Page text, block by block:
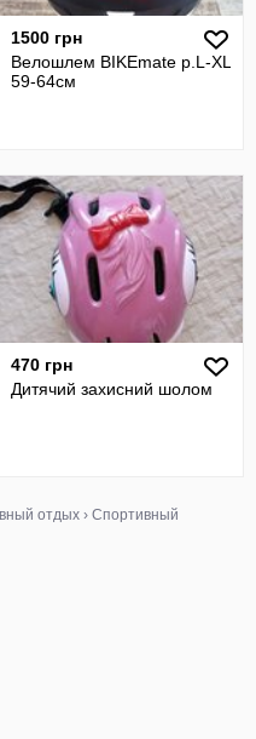
1500 грн
Велошлем BIKEmate р.L-XL
59-64см
470 грн
Дитячий захисний шолом
отдых › Спортивный